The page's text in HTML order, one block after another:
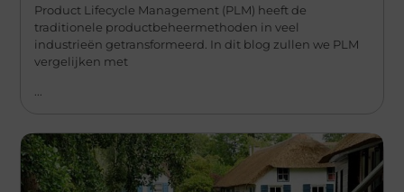
Product Lifecycle Management (PLM) heeft de
traditionele productbeheermethoden in veel
industrieën getransformeerd. In dit blog zullen we PLM
vergelijken met
...